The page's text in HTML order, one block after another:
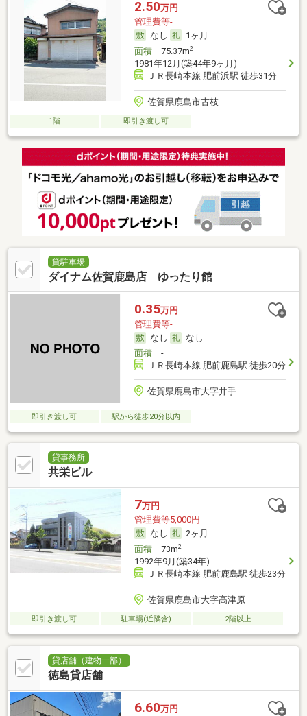
2.50万円
管理費等-
なし
1ヶ月
面積75.37m2
1981年12月(築44年9ヶ月)
ＪＲ長崎本線 肥前浜駅 徒歩31分
佐賀県鹿島市古枝
1階 即引き渡し可
貸駐車場
ダイナム佐賀鹿島店 ゆったり館
0.35万円
管理費等-
なし
なし
面積-
ＪＲ長崎本線 肥前鹿島駅 徒歩20分
佐賀県鹿島市大字井手
即引き渡し可 駅から徒歩20分以内
貸事務所
共栄ビル
7万円
管理費等5,000円
なし
2ヶ月
面積73m2
1992年9月(築34年)
ＪＲ長崎本線 肥前鹿島駅 徒歩23分
佐賀県鹿島市大字高津原
即引き渡し可 駐車場(近隣含) 2階以上
貸店舗（建物一部）
徳島貸店舗
6.60万円